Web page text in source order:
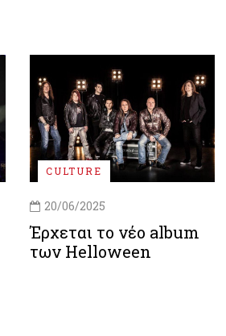
CULTURE
20/06/2025
Έρχεται το νέο album
των Helloween